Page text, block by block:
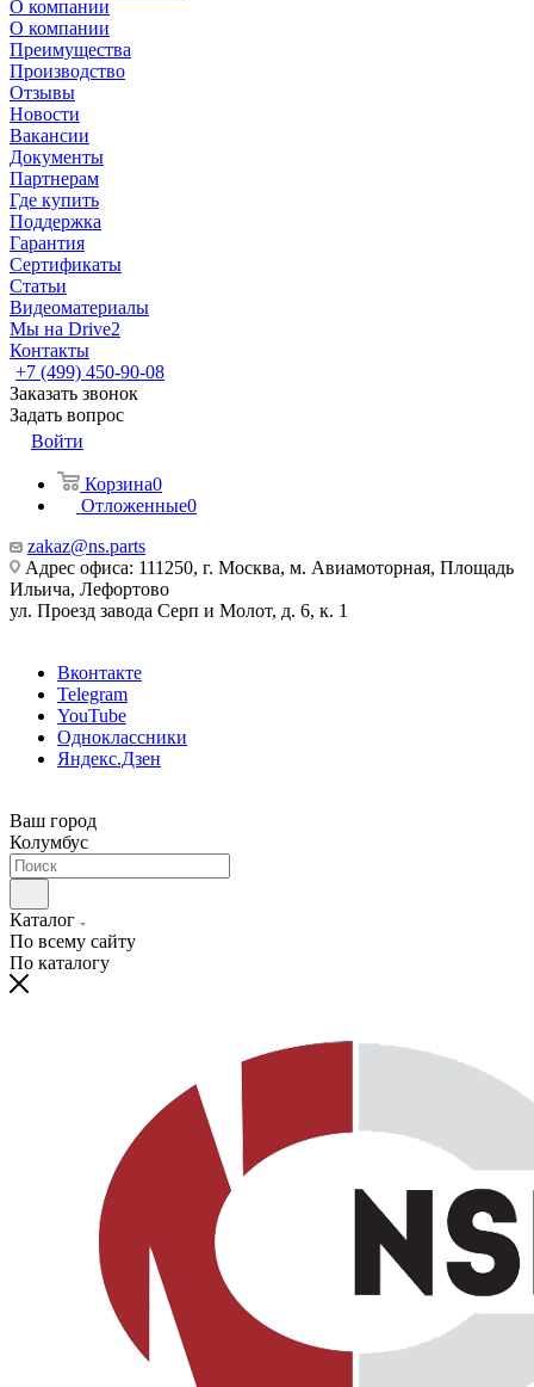
О компании
О компании
Преимущества
Производство
Отзывы
Новости
Вакансии
Документы
Партнерам
Где купить
Поддержка
Гарантия
Сертификаты
Статьи
Видеоматериалы
Мы на Drive2
Контакты
+7 (499) 450-90-08
Заказать звонок
Задать вопрос
Войти
Корзина0
Отложенные0
zakaz@ns.parts
Адрес офиса: 111250, г. Москва, м. Авиамоторная, Площадь
Ильича, Лефортово
ул. Проезд завода Серп и Молот, д. 6, к. 1
Вконтакте
Telegram
YouTube
Одноклассники
Яндекс.Дзен
Ваш город
Колумбус
Каталог
По всему сайту
По каталогу